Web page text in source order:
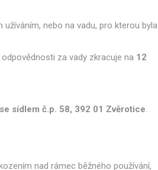
nebo na vadu, pro kterou byla
za vady zkracuje na 12
sídlem č.p. 58, 392 01 Zvěrotice.
nad rámec běžného používání,